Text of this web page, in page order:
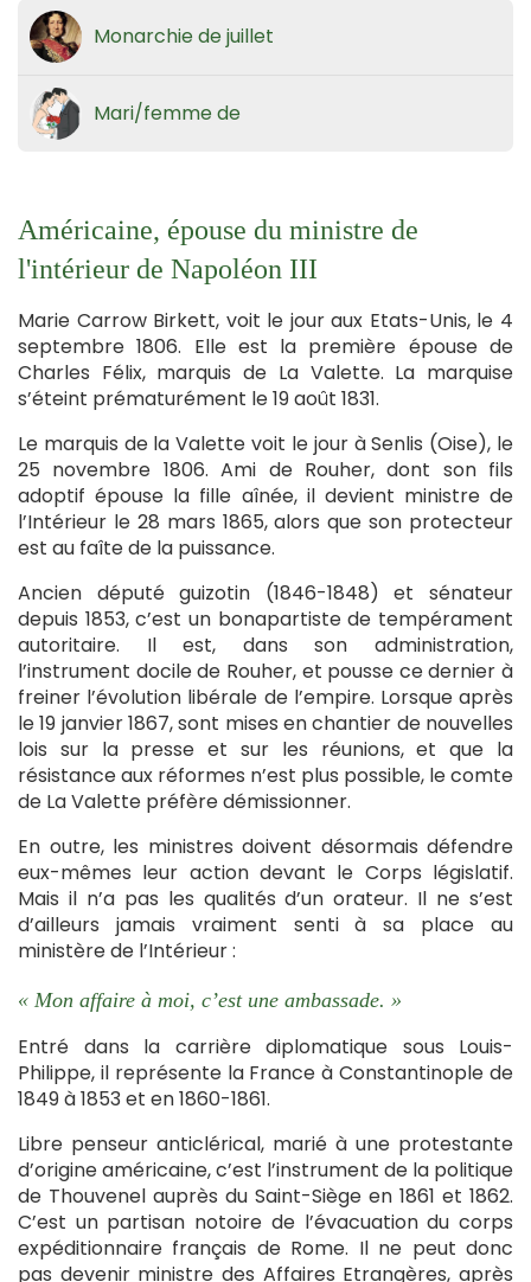
Monarchie de juillet
Mari/femme de
Américaine, épouse du ministre de
l'intérieur de Napoléon III
Marie Carrow Birkett, voit le jour aux Etats-Unis, le 4
septembre 1806. Elle est la première épouse de
Charles Félix, marquis de La Valette. La marquise
s’éteint prématurément le 19 août 1831.
Le marquis de la Valette voit le jour à Senlis (Oise), le
25 novembre 1806. Ami de Rouher, dont son fils
adoptif épouse la fille aînée, il devient ministre de
l’Intérieur le 28 mars 1865, alors que son protecteur
est au faîte de la puissance.
Ancien député guizotin (1846-1848) et sénateur
depuis 1853, c’est un bonapartiste de tempérament
autoritaire. Il est, dans son administration,
l’instrument docile de Rouher, et pousse ce dernier à
freiner l’évolution libérale de l’empire. Lorsque après
le 19 janvier 1867, sont mises en chantier de nouvelles
lois sur la presse et sur les réunions, et que la
résistance aux réformes n’est plus possible, le comte
de La Valette préfère démissionner.
En outre, les ministres doivent désormais défendre
eux-mêmes leur action devant le Corps législatif.
Mais il n’a pas les qualités d’un orateur. Il ne s’est
d’ailleurs jamais vraiment senti à sa place au
ministère de l’Intérieur :
« Mon affaire à moi, c’est une ambassade. »
Entré dans la carrière diplomatique sous Louis-
Philippe, il représente la France à Constantinople de
1849 à 1853 et en 1860-1861.
Libre penseur anticlérical, marié à une protestante
d’origine américaine, c’est l’instrument de la politique
de Thouvenel auprès du Saint-Siège en 1861 et 1862.
C’est un partisan notoire de l’évacuation du corps
expéditionnaire français de Rome. Il ne peut donc
pas devenir ministre des Affaires Etrangères, après